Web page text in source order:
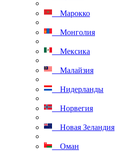
Марокко
Монголия
Мексика
Малайзия
Нидерланды
Норвегия
Новая Зеландия
Оман